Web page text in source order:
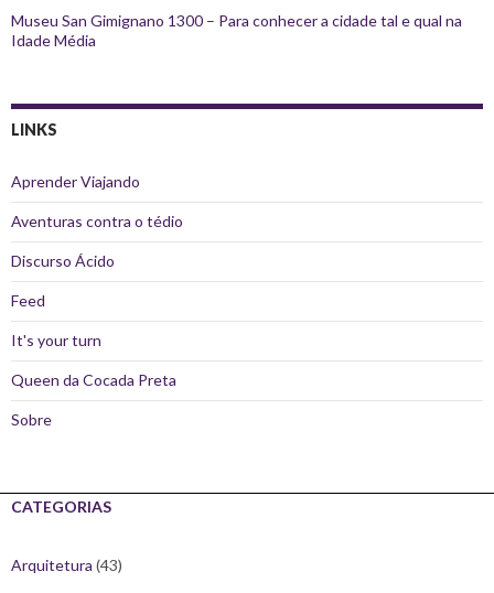
Museu San Gimignano 1300 – Para conhecer a cidade tal e qual na
Idade Média
LINKS
Aprender Viajando
Aventuras contra o tédio
Discurso Ácido
Feed
It's your turn
Queen da Cocada Preta
Sobre
CATEGORIAS
Arquitetura (43)